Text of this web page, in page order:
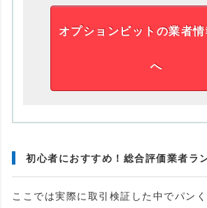
オプションビットの業者
へ
初心者におすすめ！総合評価業者ラ
ここでは実際に取引検証した中でパン